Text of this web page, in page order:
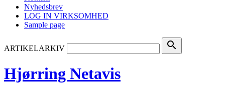
Nyhedsbrev
LOG IN VIRKSOMHED
Sample page
ARTIKELARKIV search
Hjørring Netavis